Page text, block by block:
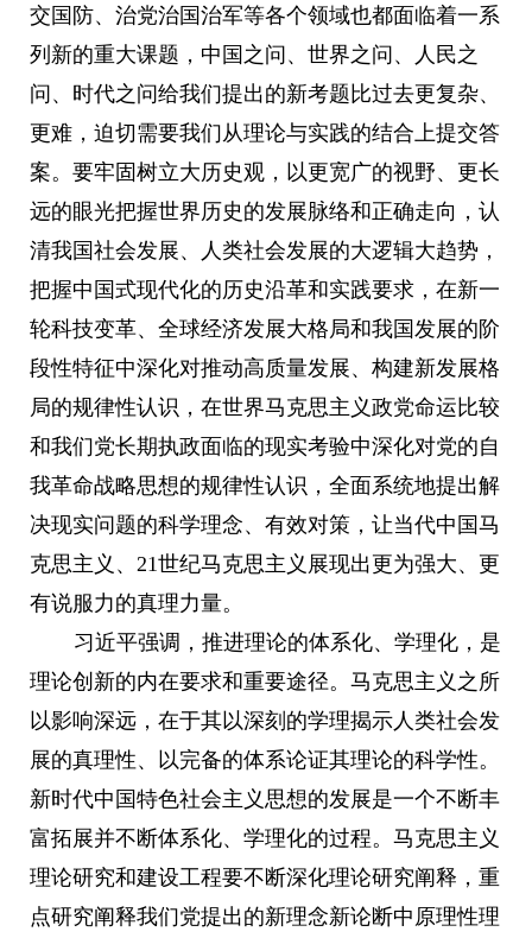
交国防、治党治国治军等各个领域也都面临着一系
列新的重大课题，中国之问、世界之问、人民之
问、时代之问给我们提出的新考题比过去更复杂、
更难，迫切需要我们从理论与实践的结合上提交答
案。要牢固树立大历史观，以更宽广的视野、更长
远的眼光把握世界历史的发展脉络和正确走向，认
清我国社会发展、人类社会发展的大逻辑大趋势，
把握中国式现代化的历史沿革和实践要求，在新一
轮科技变革、全球经济发展大格局和我国发展的阶
段性特征中深化对推动高质量发展、构建新发展格
局的规律性认识，在世界马克思主义政党命运比较
和我们党长期执政面临的现实考验中深化对党的自
我革命战略思想的规律性认识，全面系统地提出解
决现实问题的科学理念、有效对策，让当代中国马
克思主义、21世纪马克思主义展现出更为强大、更
有说服力的真理力量。
习近平强调，推进理论的体系化、学理化，是
理论创新的内在要求和重要途径。马克思主义之所
以影响深远，在于其以深刻的学理揭示人类社会发
展的真理性、以完备的体系论证其理论的科学性。
新时代中国特色社会主义思想的发展是一个不断丰
富拓展并不断体系化、学理化的过程。马克思主义
理论研究和建设工程要不断深化理论研究阐释，重
点研究阐释我们党提出的新理念新论断中原理性理